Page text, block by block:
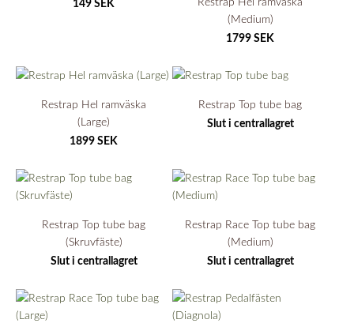
(Medium)
1799 SEK
Restrap Hel ramväska
(Large)
1899 SEK
Restrap Top tube bag
Slut i centrallagret
Restrap Top tube bag
(Skruvfäste)
Slut i centrallagret
Restrap Race Top tube bag
(Medium)
Slut i centrallagret